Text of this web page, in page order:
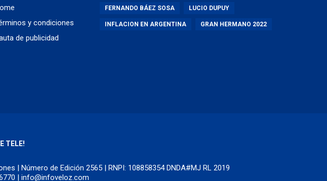
y condiciones
de publicidad
FERNANDO BÁEZ SOSA LUCIO DUPUY
INFLACION EN ARGENTINA GRAN HERMANO 2022
TELE!
| Número de Edición 2565 | RNPI: 108858354 DNDA#MJ RL 2019
| info@infoveloz.com